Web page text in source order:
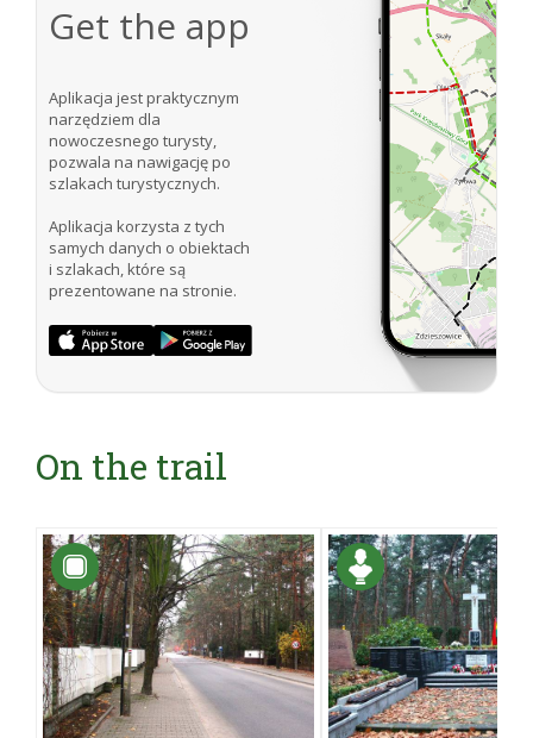
Get the app
Aplikacja jest praktycznym
narzędziem dla
nowoczesnego turysty,
pozwala na nawigację po
szlakach turystycznych.
Aplikacja korzysta z tych
samych danych o obiektach
i szlakach, które są
prezentowane na stronie.
On the trail